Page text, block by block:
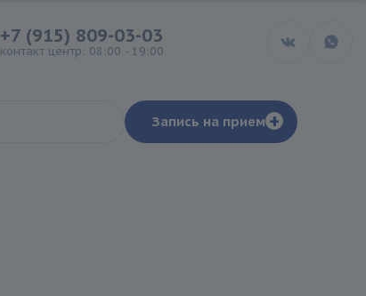
+7 (915) 809-03-03
контакт центр: 08:00 - 19:00
Запись на прием +